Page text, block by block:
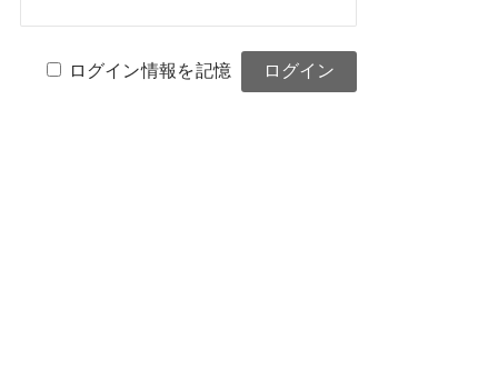
ログイン情報を記憶